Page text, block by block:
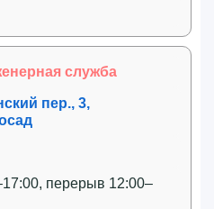
служба
пер., 3,
перерыв 12:00–